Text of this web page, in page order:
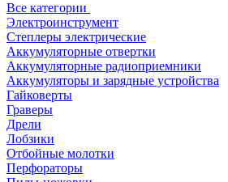
Все категории
Электроинструмент
Степлеры электрические
Аккумуляторные отвертки
Аккумуляторные радиоприемники
Аккумуляторы и зарядные устройства
Гайковерты
Граверы
Дрели
Лобзики
Отбойные молотки
Перфораторы